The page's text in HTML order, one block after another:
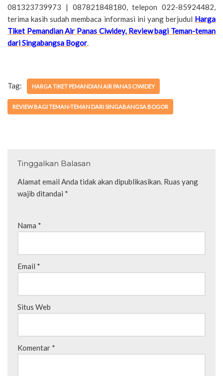
081323739973 | 087821848180, telepon 022-85924482,
terima kasih sudah membaca informasi ini yang berjudul Harga
Tiket Pemandian Air Panas Ciwidey, Review bagi Teman-teman
dari Singabangsa Bogor.
Tag: HARGA TIKET PEMANDIAN AIR PANAS CIWIDEY
REVIEW BAGI TEMAN-TEMAN DARI SINGABANGSA BOGOR
Tinggalkan Balasan
Alamat email Anda tidak akan dipublikasikan. Ruas yang
wajib ditandai *
Nama *
Email *
Situs Web
Komentar *